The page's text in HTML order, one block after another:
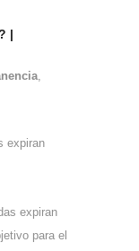
|
,
expiran
expiran
para el